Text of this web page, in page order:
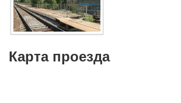
Карта проезда